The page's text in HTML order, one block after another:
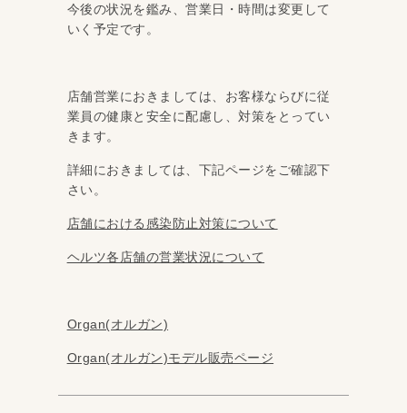
今後の状況を鑑み、営業日・時間は変更して
いく予定です。
店舗営業におきましては、お客様ならびに従
業員の健康と安全に配慮し、対策をとってい
きます。
詳細におきましては、下記ページをご確認下
さい。
店舗における感染防止対策について
ヘルツ各店舗の営業状況について
Organ(オルガン)
Organ(オルガン)モデル販売ページ